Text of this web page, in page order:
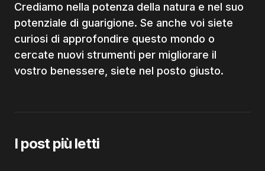
Crediamo nella potenza della natura e nel suo
potenziale di guarigione. Se anche voi siete
curiosi di approfondire questo mondo o
cercate nuovi strumenti per migliorare il
vostro benessere, siete nel posto giusto.
I post più letti